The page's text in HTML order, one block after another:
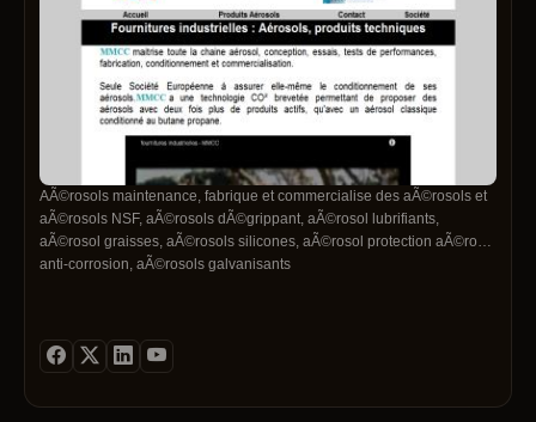
AÃ©rosols maintenance, fabrique et commercialise des aÃ©rosols et
aÃ©rosols NSF, aÃ©rosols dÃ©grippant, aÃ©rosol lubrifiants,
aÃ©rosol graisses, aÃ©rosols silicones, aÃ©rosol protection aÃ©rosol
anti-corrosion, aÃ©rosols galvanisants